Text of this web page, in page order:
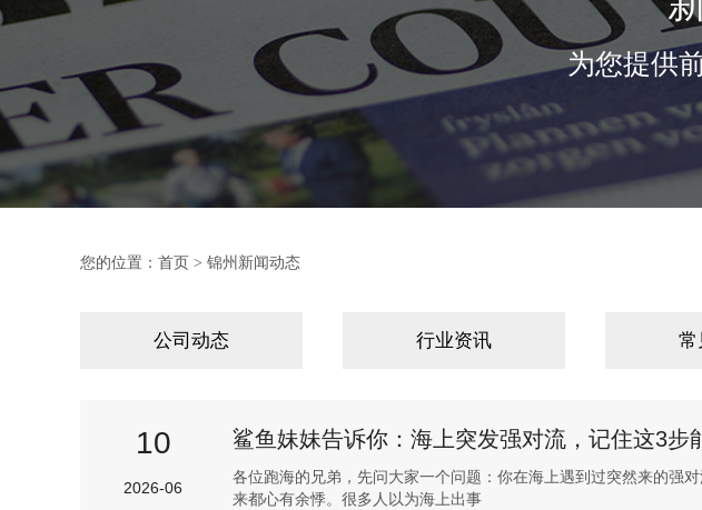
了解更多
了解更多
了解更多
了解更多
为您提供
您的位置： 首页 > 锦州新闻动态
公司动态 行业资讯 常
10
2026-06
鲨鱼妹妹告诉你：海上突发强对流，记住这3步
各位跑海的兄弟，先问大家一个问题：你在海上遇到过突然来的强
来都心有余悸。很多人以为海上出事